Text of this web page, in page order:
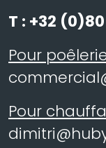
T : +32
Pour
Pour